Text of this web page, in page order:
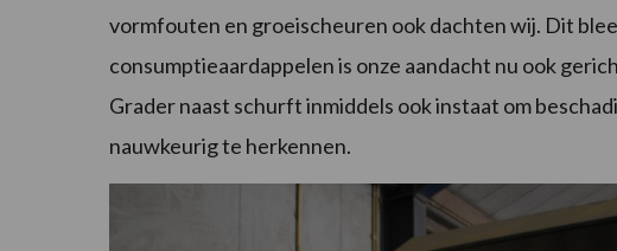
vormfouten en groeischeuren ook dachten wij. Dit
consumptieaardappelen is onze aandacht nu ook
Grader naast schurft inmiddels ook instaat om
nauwkeurig te herkennen.